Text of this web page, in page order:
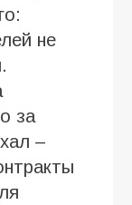
не
за
–